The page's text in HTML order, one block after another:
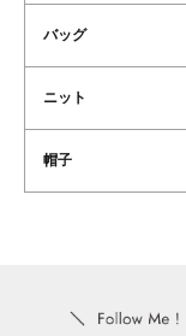
バッグ
ニット
帽子